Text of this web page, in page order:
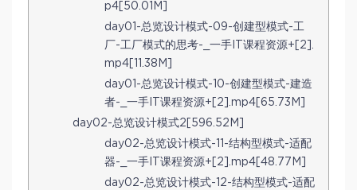
p4[50.01M]
day01-总览设计模式-09-创建型模式-工
厂-工厂模式的思考-_一手IT课程资源+[2].
mp4[11.38M]
day01-总览设计模式-10-创建型模式-建造
者-_一手IT课程资源+[2].mp4[65.73M]
day02-总览设计模式2[596.52M]
day02-总览设计模式-11-结构型模式-适配
器-_一手IT课程资源+[2].mp4[48.77M]
day02-总览设计模式-12-结构型模式-适配